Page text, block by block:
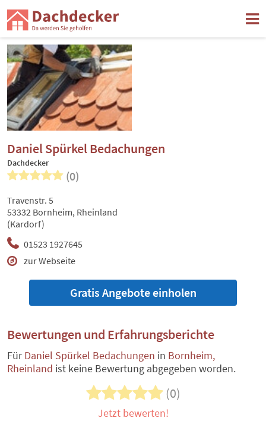
Daniel Spürkel Bedachungen
Dachdecker
(0)
01523 1927645
zur Webseite
Travenstr. 5
53332 Bornheim, Rheinland
(Kardorf)
Gratis Angebote einholen
Bewertungen und Erfahrungsberichte
FürDaniel Spürkel Bedachungen in Bornheim,
Rheinland ist keine Bewertung abgegeben worden.
(0)
Jetzt bewerten!